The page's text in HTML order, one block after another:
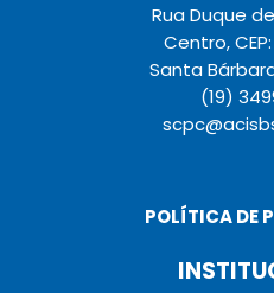
Rua Duque
Centro,
Santa
(19)
POLÍTICA DE